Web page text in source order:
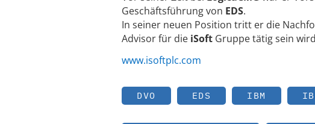
Geschäftsführung von EDS.
In seiner neuen Position tritt er die
Advisor für die iSoft Gruppe tätig sein
www.isoftplc.com
DVO EDS IBM